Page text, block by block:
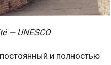
— UNESCO
и полностью